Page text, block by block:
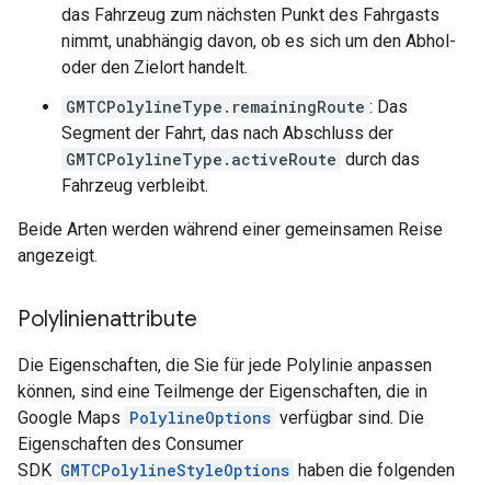
das Fahrzeug zum nächsten Punkt des Fahrgasts
nimmt, unabhängig davon, ob es sich um den Abhol-
oder den Zielort handelt.
GMTCPolylineType.remainingRoute : Das
Segment der Fahrt, das nach Abschluss der
GMTCPolylineType.activeRoute durch das
Fahrzeug verbleibt.
Beide Arten werden während einer gemeinsamen Reise
angezeigt.
Polylinienattribute
Die Eigenschaften, die Sie für jede Polylinie anpassen
können, sind eine Teilmenge der Eigenschaften, die in
Google Maps PolylineOptions verfügbar sind. Die
Eigenschaften des Consumer
SDK GMTCPolylineStyleOptions haben die folgenden